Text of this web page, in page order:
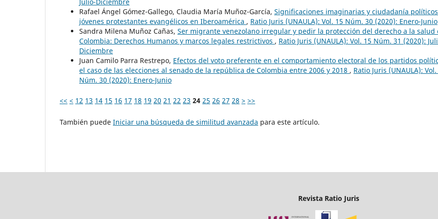
Julio-Diciembre
Rafael Ángel Gómez-Gallego, Claudia María Muñoz-García, Significaciones imaginarias y ciudadanía
jóvenes protestantes evangélicos en Iberoamérica , Ratio Juris (UNAULA): Vol. 15 Núm. 30 (2020): Enero-Junio
Sandra Milena Muñoz Cañas, Ser migrante venezolano irregular y pedir la protección del derecho a la salud
Colombia: Derechos Humanos y marcos legales restrictivos , Ratio Juris (UNAULA): Vol. 15 Núm. 31 (2020):
Diciembre
Juan Camilo Parra Restrepo, Efectos del voto preferente en el comportamiento electoral de los partidos
el caso de las elecciones al senado de la república de Colombia entre 2006 y 2018 , Ratio Juris (UNAULA): Vol.
Núm. 30 (2020): Enero-Junio
<< < 12 13 14 15 16 17 18 19 20 21 22 23 24 25 26 27 28 > >>
También puede Iniciar una búsqueda de similitud avanzada para este artículo.
Revista Ratio Juris